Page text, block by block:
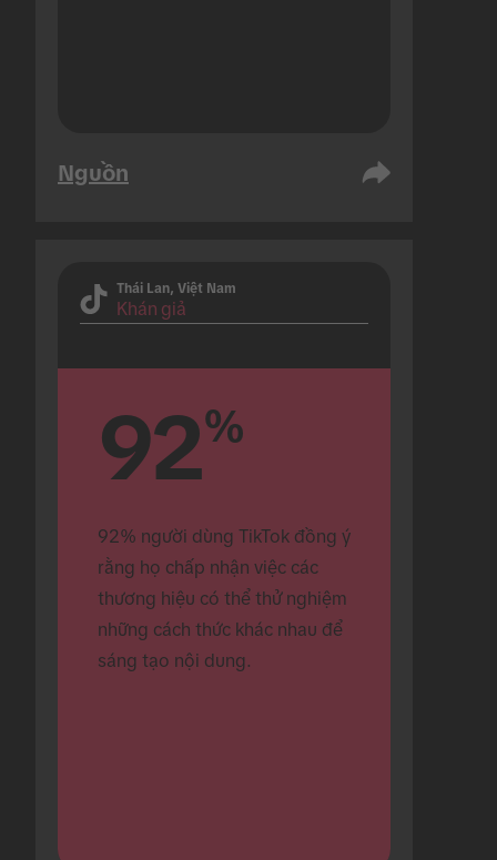
Nguồn
Thái Lan, Việt Nam
Khán giả
92%
92% người dùng TikTok đồng ý
rằng họ chấp nhận việc các
thương hiệu có thể thử nghiệm
những cách thức khác nhau để
sáng tạo nội dung.